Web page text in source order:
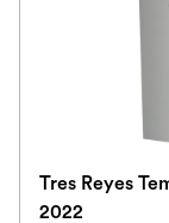
Tres Reyes
2022